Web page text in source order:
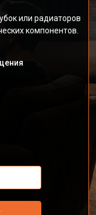
или радиаторов
компонентов.